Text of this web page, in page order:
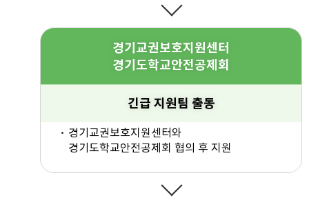
경기교권보호지원센터
경기도학교안전공제회
긴급 지원팀 출동
경기교권보호지원센터와
경기도학교안전공제회 협의 후 지원